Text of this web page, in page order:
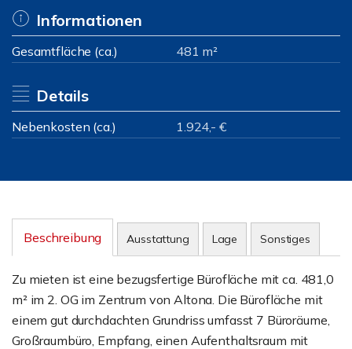
Informationen
Gesamtfläche (ca.) 481 m²
Details
Nebenkosten (ca.) 1.924,- €
Beschreibung Ausstattung Lage Sonstiges
Zu mieten ist eine bezugsfertige Bürofläche mit ca. 481,0
m² im 2. OG im Zentrum von Altona. Die Bürofläche mit
einem gut durchdachten Grundriss umfasst 7 Büroräume,
Großraumbüro, Empfang, einen Aufenthaltsraum mit